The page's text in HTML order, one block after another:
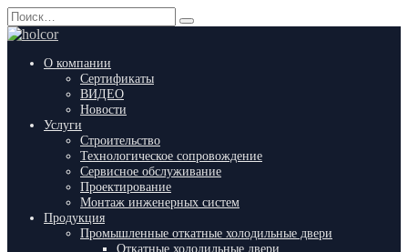
Перейти
к
Search
for:
О компании
Сертификаты
ВИДЕО
Новости
Услуги
Строительство
Технологическое сопровождение
Сервисное обслуживание
Проектирование
Монтаж инженерных систем
Продукция
Промышленные откатные холодильные двери
Откатные холодильные двери